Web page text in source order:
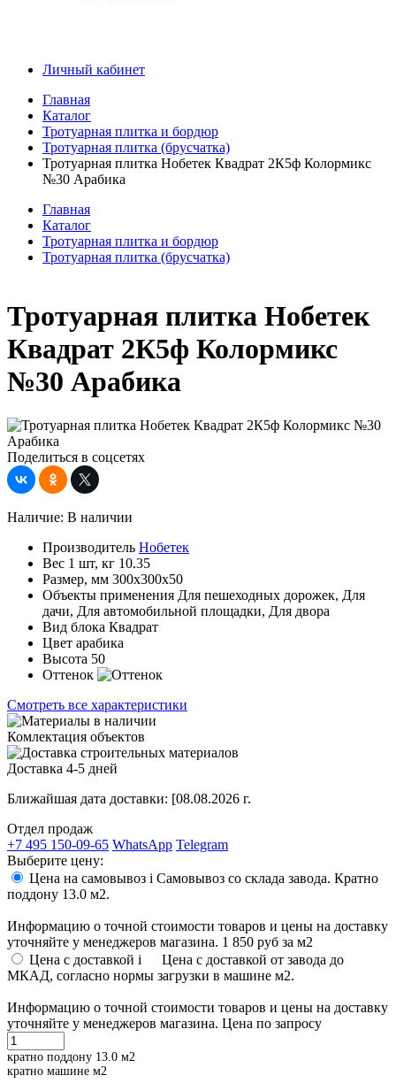
Личный кабинет
Главная
Каталог
Тротуарная плитка и бордюр
Тротуарная плитка (брусчатка)
Тротуарная плитка Нобетек Квадрат 2К5ф Колормикс
№30 Арабика
Главная
Каталог
Тротуарная плитка и бордюр
Тротуарная плитка (брусчатка)
Тротуарная плитка Нобетек
Квадрат 2К5ф Колормикс
№30 Арабика
Поделиться в соцсетях
Наличие: В наличии
Производитель Нобетек
Вес 1 шт, кг 10.35
Размер, мм 300x300x50
Объекты применения Для пешеходных дорожек, Для
дачи, Для автомобильной площадки, Для двора
Вид блока Квадрат
Цвет арабика
Высота 50
Оттенок
Смотреть все характеристики
Комлектация объектов
Доставка 4-5 дней
Ближайшая дата доставки: [08.08.2026 г.
Отдел продаж
+7 495 150-09-65 WhatsApp Telegram
Выберите цену:
Цена на самовывоз i Самовывоз со склада завода. Кратно
поддону 13.0 м2.
Информацию о точной стоимости товаров и цены на доставку
уточняйте у менеджеров магазина. 1 850 руб за м2
Цена с доставкой i
Цена с доставкой от завода до
МКАД, согласно нормы загрузки в машине м2.
Информацию о точной стоимости товаров и цены на доставку
уточняйте у менеджеров магазина. Цена по запросу
кратно поддону 13.0 м2
кратно машине м2